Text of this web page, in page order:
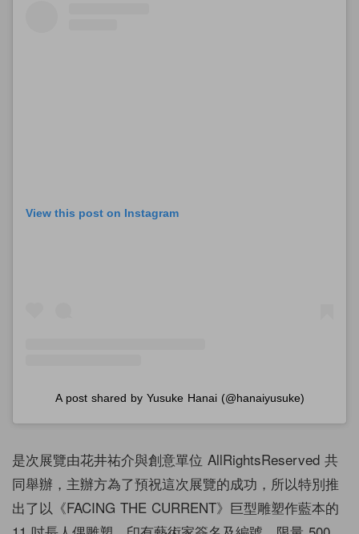
View this post on Instagram
A post shared by Yusuke Hanai (@hanaiyusuke)
是次展覽由花井祐介與創意單位 AllRightsReserved 共
同舉辦，主辦方為了預祝這次展覽的成功，所以特別推
出了以《FACING THE CURRENT》巨型雕塑作藍本的